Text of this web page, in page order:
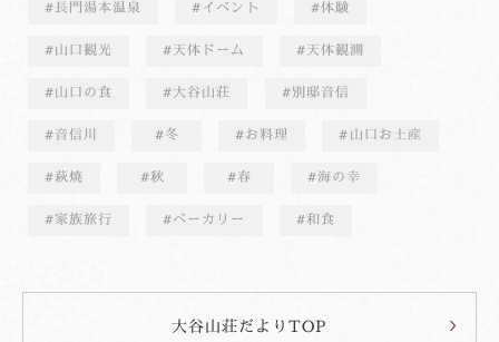
長門湯本温泉 イベント 体験
山口観光 天体ドーム 天体観測
山口の食 大谷山荘 別邸音信
音信川 冬 お料理 山口お土産
萩焼 秋 春 海の幸
家族旅行 ベーカリー 和食
大谷山荘だよりTOP